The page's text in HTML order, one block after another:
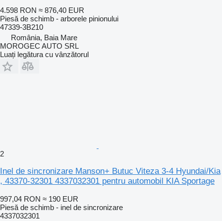
4.598 RON ≈ 876,40 EUR
Piesă de schimb - arborele pinionului
47339-3B210
România, Baia Mare
MOROGEC AUTO SRL
Luați legătura cu vânzătorul
2
Inel de sincronizare Manson+ Butuc Viteza 3-4 Hyundai/Kia
, 43370-32301 4337032301 pentru automobil KIA Sportage
997,04 RON ≈ 190 EUR
Piesă de schimb - inel de sincronizare
4337032301